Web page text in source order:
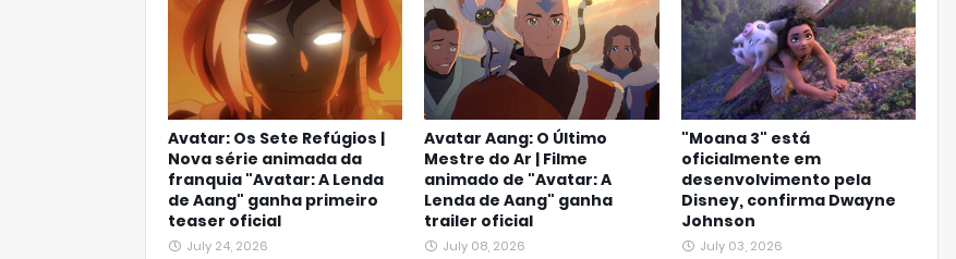
Avatar: Os Sete Refúgios |
Nova série animada da
franquia "Avatar: A Lenda
de Aang" ganha primeiro
teaser oficial
July 24, 2026
Avatar Aang: O Último
Mestre do Ar | Filme
animado de "Avatar: A
Lenda de Aang" ganha
trailer oficial
July 08, 2026
"Moana 3" está
oficialmente em
desenvolvimento pela
Disney, confirma Dwayne
Johnson
July 03, 2026